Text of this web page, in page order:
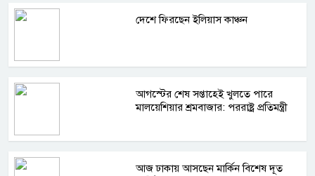
দেশে ফিরছেন ইলিয়াস কাঞ্চন
আগস্টের শেষ সপ্তাহেই খুলতে পারে
মালয়েশিয়ার শ্রমবাজার: পররাষ্ট্র প্রতিমন্ত্রী
আজ ঢাকায় আসছেন মার্কিন বিশেষ দূত